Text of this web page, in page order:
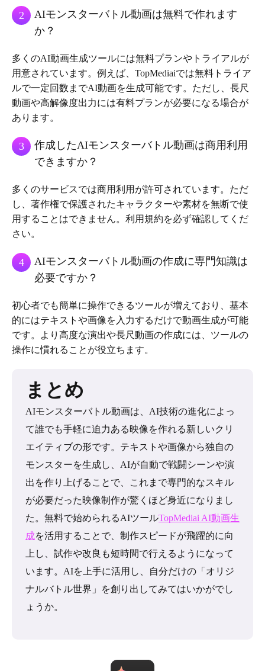
2
AIモンスターバトル動画は無料で作れます
か？
多くのAI動画生成ツールには無料プランやトライアルが
用意されています。例えば、TopMediaiでは無料トライア
ルで一定回数までAI動画を生成可能です。ただし、長尺
動画や高解像度出力には有料プランが必要になる場合が
あります。
3
作成したAIモンスターバトル動画は商用利用
できますか？
多くのサービスでは商用利用が許可されています。ただ
し、著作権で保護されたキャラクターや素材を無断で使
用することはできません。利用規約を必ず確認してくだ
さい。
4
AIモンスターバトル動画の作成に専門知識は
必要ですか？
初心者でも簡単に操作できるツールが増えており、基本
的にはテキストや画像を入力するだけで動画生成が可能
です。より高度な演出や長尺動画の作成には、ツールの
操作に慣れることが役立ちます。
まとめ
AIモンスターバトル動画は、AI技術の進化によっ
て誰でも手軽に迫力ある映像を作れる新しいクリ
エイティブの形です。テキストや画像から独自の
モンスターを生成し、AIが自動で戦闘シーンや演
出を作り上げることで、これまで専門的なスキル
が必要だった映像制作が驚くほど身近になりまし
た。無料で始められるAIツールTopMediai AI動画生
成を活用することで、制作スピードが飛躍的に向
上し、試作や改良も短時間で行えるようになって
います。AIを上手に活用し、自分だけの「オリジ
ナルバトル世界」を創り出してみてはいかがでし
ょうか。